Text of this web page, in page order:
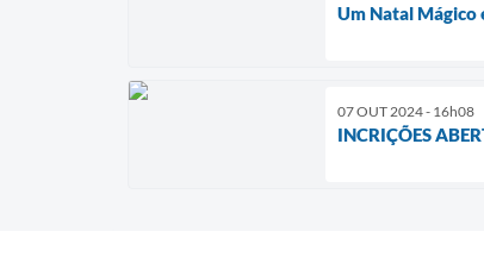
Um Natal Mágico
07 OUT 2024 - 16h08
INCRIÇÕES